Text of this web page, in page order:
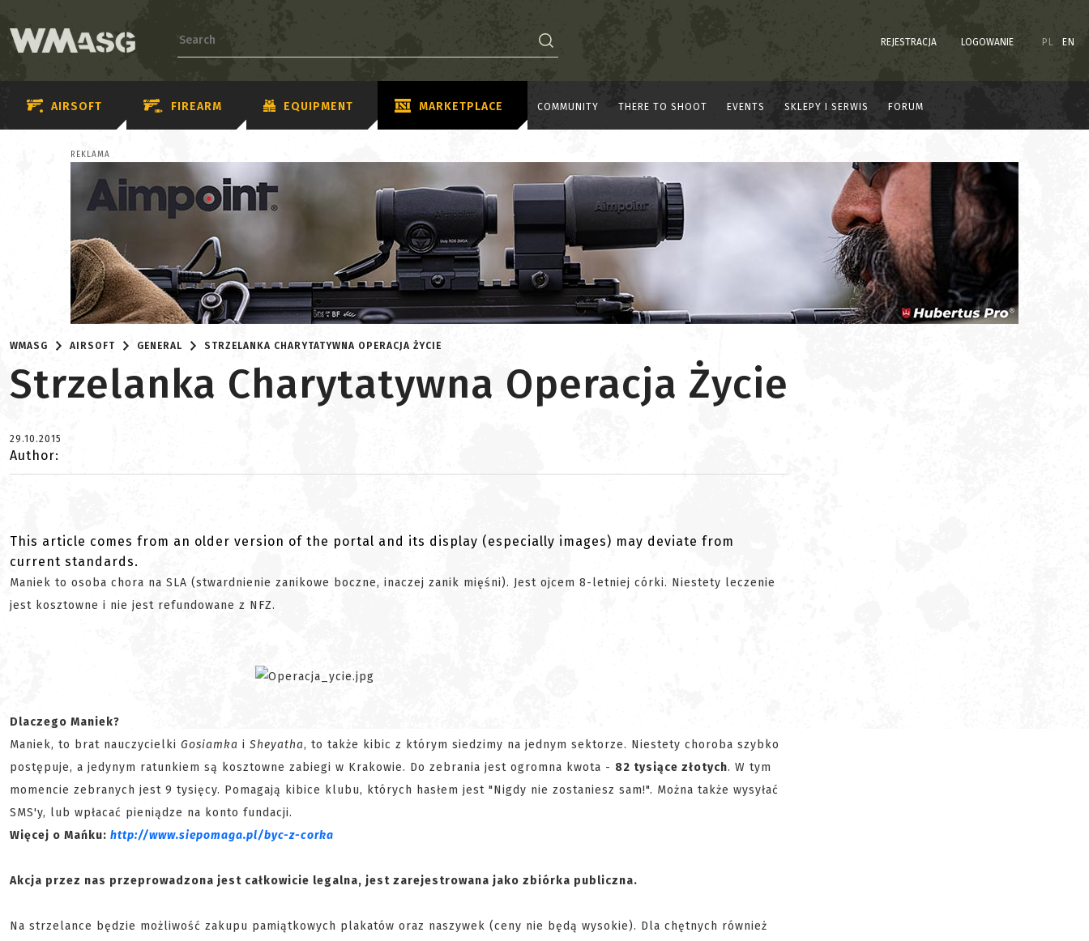
REJESTRACJA LOGOWANIE PL EN
AIRSOFT FIREARM EQUIPMENT MARKETPLACE COMMUNITY THERE TO SHOOT EVENTS SKLEPY I SERWIS FORUM
REKLAMA
WMASG AIRSOFT GENERAL STRZELANKA CHARYTATYWNA OPERACJA ŻYCIE
Strzelanka Charytatywna Operacja Życie
29.10.2015
Author:
This article comes from an older version of the portal and its display (especially images) may deviate from
current standards.
Maniek to osoba chora na SLA (stwardnienie zanikowe boczne, inaczej zanik mięśni). Jest ojcem 8-letniej córki. Niestety leczenie
jest kosztowne i nie jest refundowane z NFZ.
Dlaczego Maniek?
Maniek, to brat nauczycielki Gosiamka i Sheyatha, to także kibic z którym siedzimy na jednym sektorze. Niestety choroba szybko
postępuje, a jedynym ratunkiem są kosztowne zabiegi w Krakowie. Do zebrania jest ogromna kwota - 82 tysiące złotych. W tym
momencie zebranych jest 9 tysięcy. Pomagają kibice klubu, których hasłem jest "Nigdy nie zostaniesz sam!". Można także wysyłać
SMS'y, lub wpłacać pieniądze na konto fundacji.
Więcej o Mańku: http://www.siepomaga.pl/byc-z-corka
Akcja przez nas przeprowadzona jest całkowicie legalna, jest zarejestrowana jako zbiórka publiczna.
Na strzelance będzie możliwość zakupu pamiątkowych plakatów oraz naszywek (ceny nie będą wysokie). Dla chętnych również